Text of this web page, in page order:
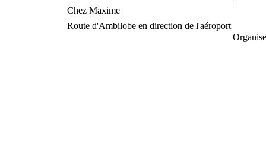
Chez Maxime
Route d'Ambilobe en direction de l'aéroport